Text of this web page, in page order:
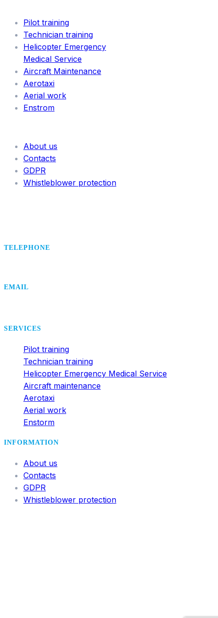
Pilot training
Technician training
Helicopter Emergency
Medical Service
Aircraft Maintenance
Aerotaxi
Aerial work
Enstrom
About us
Contacts
GDPR
Whistleblower protection
TELEPHONE
EMAIL
SERVICES
Pilot training
Technician training
Helicopter Emergency Medical Service
Aircraft maintenance
Aerotaxi
Aerial work
Enstorm
INFORMATION
About us
Contacts
GDPR
Whistleblower protection